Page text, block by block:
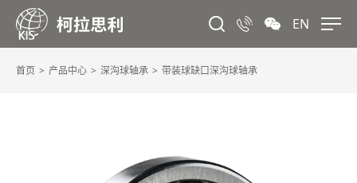
EN
首页 产品中心 深沟球轴承 带装球缺口深沟球轴承